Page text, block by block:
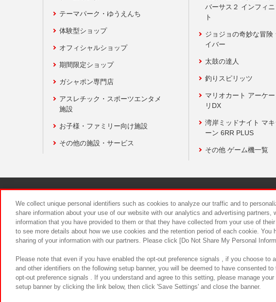
テーマパーク・ゆうえんち
体験型ショップ
オフィシャルショップ
期間限定ショップ
ガシャポン専門店
アスレチック・スポーツエンタメ
施設
お子様・ファミリー向け施設
その他の施設・サービス
バーサス２ インフィ
ト
ジョジョの奇妙な冒険
イバー
太鼓の達人
釣りスピリッツ
マリオカート アーケ
リDX
湾岸ミッドナイト マキ
ーン 6RR PLUS
その他 ゲーム機一覧
食品のご提供について カ
We collect unique personal identifiers such as cookies to analyze our traffic and to
share information about your use of our website with our analytics and advertising partners,
information that you have provided to them or that they have collected from your use of
to see more details about how we use cookies and the retention period of each cookie. You
sharing of your information with our partners. Please click [Do Not Share My Personal
Please note that even if you have enabled the opt-out preference signals , if you choose to
and other identifiers on the following setup banner, you will be deemed to have consented
opt-out preference signals . If you understand and agree to this setting, please manage
setup banner by clicking the link below, then click 'Save Settings' and close the banner.